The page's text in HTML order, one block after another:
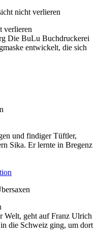
verlieren
Die BuLu Buchdruckerei
entwickelt, die sich
und findiger Tüftler,
Sika. Er lernte in Bregenz
Welt, geht auf Franz Ulrich
die Schweiz ging, um dort